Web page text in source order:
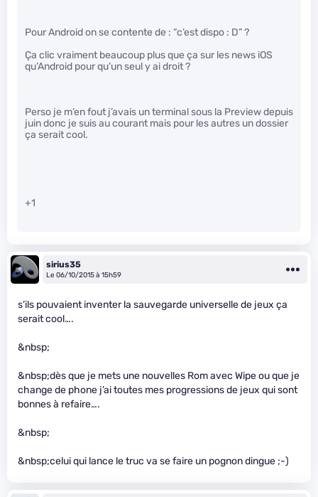
Pour Android on se contente de : “c’est dispo : D” ?
Ça clic vraiment beaucoup plus que ça sur les news iOS
qu’Android pour qu’un seul y ai droit ?
Perso je m’en fout j’avais un terminal sous la Preview depuis
juin donc je suis au courant mais pour les autres un dossier
ça serait cool.
+1
sirius35
Le 06/10/2015 à 15h59
s’ils pouvaient inventer la sauvegarde universelle de jeux ça
serait cool….
&nbsp;
&nbsp;dès que je mets une nouvelles Rom avec Wipe ou que je
change de phone j’ai toutes mes progressions de jeux qui sont
bonnes à refaire….
&nbsp;
&nbsp;celui qui lance le truc va se faire un pognon dingue ;-)